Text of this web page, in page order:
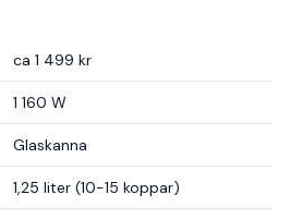
ca 1 499 kr
1 160 W
Glaskanna
1,25 liter (10-15 koppar)